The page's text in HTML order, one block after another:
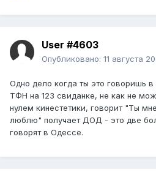
User #4603
Опубликовано: 11 августа
Одно дело когда ты это говоришь в
ТФН на 123 свиданке, не как не
нулем кинестетики, говорит "Ты
люблю" получает ДОД - это две
говорят в Одессе.